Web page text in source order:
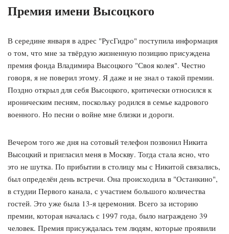
Премия имени Высоцкого
В середине января в адрес "РусГидро" поступила информация
о том, что мне за твёрдую жизненную позицию присуждена
премия фонда Владимира Высоцкого "Своя колея". Честно
говоря, я не поверил этому. Я даже и не знал о такой премии.
Поздно открыл для себя Высоцкого, критически относился к
ироническим песням, поскольку родился в семье кадрового
военного. Но песни о войне мне близки и дороги.
Вечером того же дня на сотовый телефон позвонил Никита
Высоцкий и пригласил меня в Москву. Тогда стала ясно, что
это не шутка. По прибытии в столицу мы с Никитой связались,
был определён день встречи. Она происходила в "Останкино",
в студии Первого канала, с участием большого количества
гостей. Это уже была 13-я церемония. Всего за историю
премии, которая началась с 1997 года, было награждено 39
человек. Премия присуждалась тем людям, которые проявили